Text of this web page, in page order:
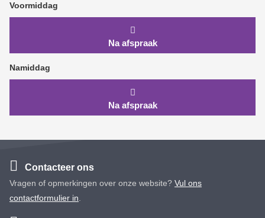
Voormiddag
Na afspraak
Namiddag
Na afspraak
Contacteer ons
Vragen of opmerkingen over onze website? Vul ons
contactformulier in